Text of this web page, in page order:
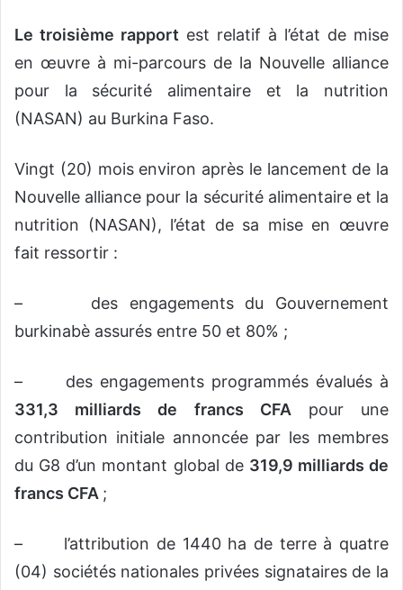
Le troisième rapport est relatif à l’état de mise
en œuvre à mi-parcours de la Nouvelle alliance
pour la sécurité alimentaire et la nutrition
(NASAN) au Burkina Faso.
Vingt (20) mois environ après le lancement de la
Nouvelle alliance pour la sécurité alimentaire et la
nutrition (NASAN), l’état de sa mise en œuvre
fait ressortir :
– des engagements du Gouvernement
burkinabè assurés entre 50 et 80% ;
– des engagements programmés évalués à
331,3 milliards de francs CFApour une
contribution initiale annoncée par les membres
du G8 d’un montant global de 319,9 milliards de
francs CFA ;
– l’attribution de 1440 ha de terre à quatre
(04) sociétés nationales privées signataires de la